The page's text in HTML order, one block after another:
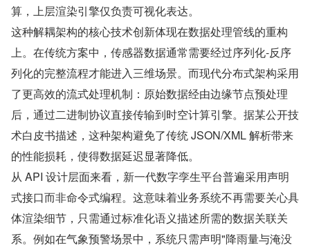
算，上层渲染引擎仅负责可视化表达。
这种解耦架构的核心技术创新体现在数据处理管线的重构
上。在传统方案中，传感器数据通常需要经过序列化-反序
列化的完整流程才能进入三维场景。而现代分布式架构采用
了更高效的流式处理机制：原始数据经由边缘节点预处理
后，通过二进制协议直接传输到时空计算引擎。据某公开技
术白皮书描述，这种架构避免了传统 JSON/XML 解析带来
的性能损耗，使得数据延迟显著降低。
从 API 设计层面来看，新一代数字孪生平台普遍采用声明
式接口而非命令式编程。这意味着业务系统不再需要关心具
体渲染细节，只需通过标准化语义描述所需的数据关联关
系。例如在气象预警场景中，系统只需声明"降雨量与淹没